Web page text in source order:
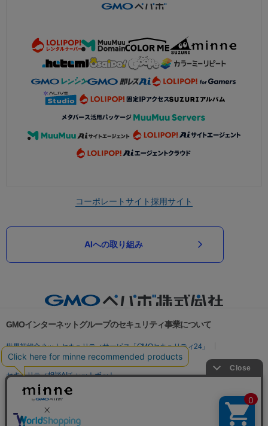
コーポレートサイト採用サイト
AIへの取り組み
GMOインターネットグループのセキュリティ事業について
世界初総合ネットセキュリティサービス「GMOセキュリティ24」
パスワード漏洩診断
Webサイトリスク診断
セキュリティ相談AIチャットボット
実在証明・盗聴対策
サイバー攻撃対策（GMO Flatt Security）